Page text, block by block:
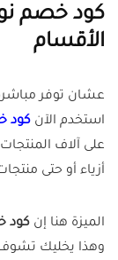
الأقسام
عشان توفر
استخدم الآن كود
على آلاف
أزياء أو حتى
الميزة هنا إن كود
وهذا يخليك